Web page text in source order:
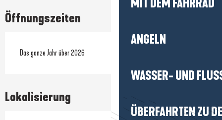
MIT DEM FAHRRAD
ANGELN
WASSER- UND
ÜBERFAHRTEN ZU
Öffnungszeiten
Das ganze Jahr über 2026
Lokalisierung